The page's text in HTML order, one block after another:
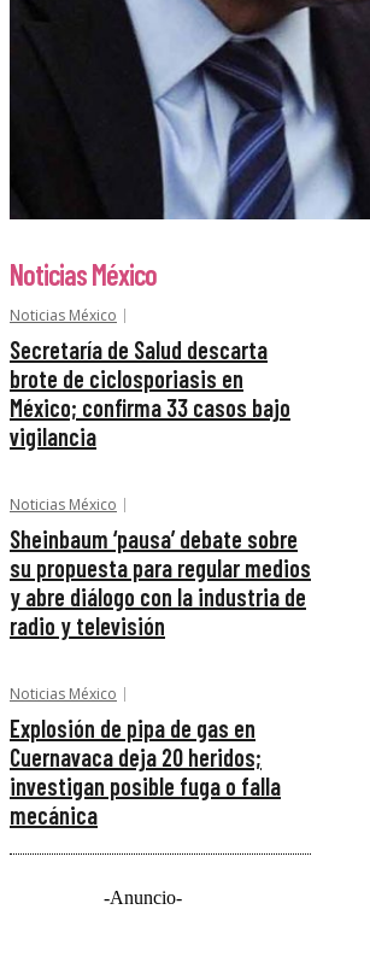
Noticias México
Noticias México
Secretaría de Salud descarta
brote de ciclosporiasis en
México; confirma 33 casos bajo
vigilancia
Noticias México
Sheinbaum ‘pausa’ debate sobre
su propuesta para regular medios
y abre diálogo con la industria de
radio y televisión
Noticias México
Explosión de pipa de gas en
Cuernavaca deja 20 heridos;
investigan posible fuga o falla
mecánica
-Anuncio-